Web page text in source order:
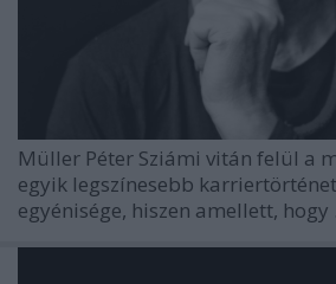
Müller Péter Sziámi vitán felül a
egyik legszínesebb
egyénisége, hiszen amellett, hogy